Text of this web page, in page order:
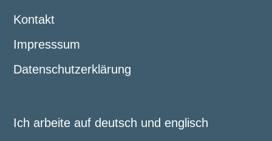
Kontakt
Impresssum
Datenschutzerklärung
Ich arbeite auf deutsch und englisch